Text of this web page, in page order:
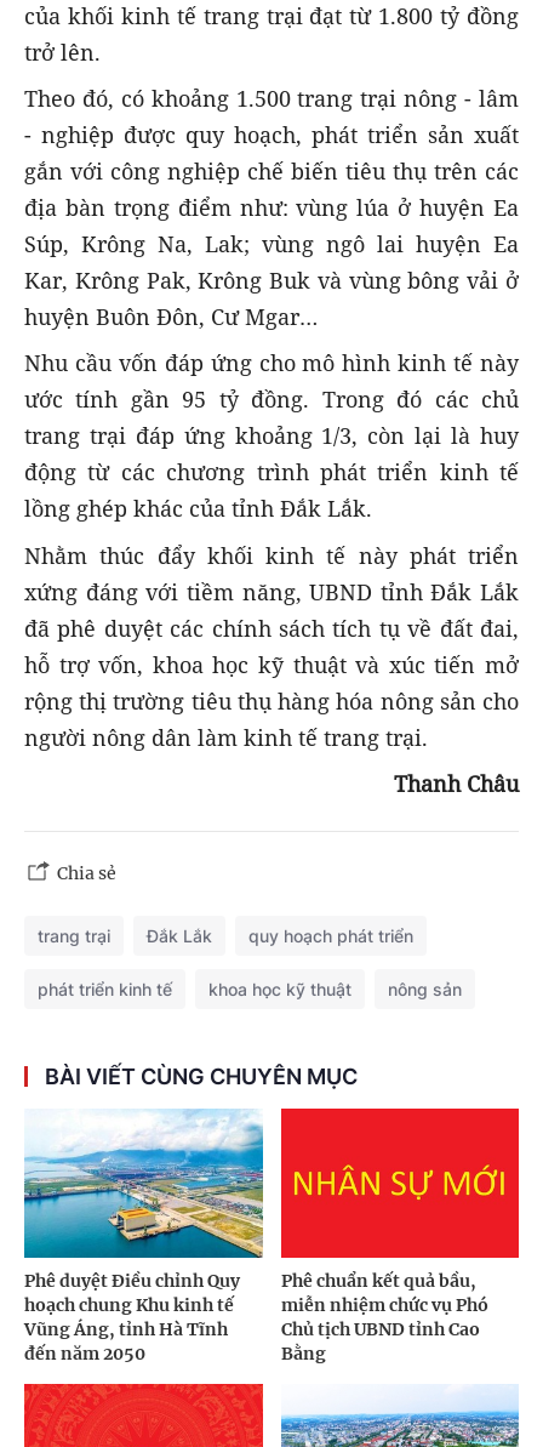
của khối kinh tế trang trại đạt từ 1.800 tỷ đồng
trở lên.
Theo đó, có khoảng 1.500 trang trại nông - lâm
- nghiệp được quy hoạch, phát triển sản xuất
gắn với công nghiệp chế biến tiêu thụ trên các
địa bàn trọng điểm như: vùng lúa ở huyện Ea
Súp, Krông Na, Lak; vùng ngô lai huyện Ea
Kar, Krông Pak, Krông Buk và vùng bông vải ở
huyện Buôn Đôn, Cư Mgar…
Nhu cầu vốn đáp ứng cho mô hình kinh tế này
ước tính gần 95 tỷ đồng. Trong đó các chủ
trang trại đáp ứng khoảng 1/3, còn lại là huy
động từ các chương trình phát triển kinh tế
lồng ghép khác của tỉnh Đắk Lắk.
Nhằm thúc đẩy khối kinh tế này phát triển
xứng đáng với tiềm năng, UBND tỉnh Đắk Lắk
đã phê duyệt các chính sách tích tụ về đất đai,
hỗ trợ vốn, khoa học kỹ thuật và xúc tiến mở
rộng thị trường tiêu thụ hàng hóa nông sản cho
người nông dân làm kinh tế trang trại.
Thanh Châu
Chia sẻ
trang trại Đắk Lắk quy hoạch phát triển
phát triển kinh tế khoa học kỹ thuật nông sản
BÀI VIẾT CÙNG CHUYÊN MỤC
Phê duyệt Điều chỉnh Quy
hoạch chung Khu kinh tế
Vũng Áng, tỉnh Hà Tĩnh
đến năm 2050
Phê chuẩn kết quả bầu,
miễn nhiệm chức vụ Phó
Chủ tịch UBND tỉnh Cao
Bằng